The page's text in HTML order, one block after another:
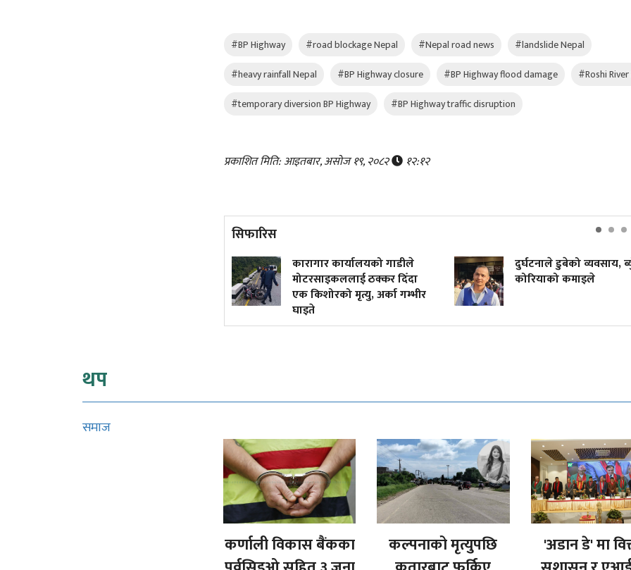
#BP Highway #road blockage Nepal #Nepal road news
#landslide Nepal
#heavy rainfall Nepal
#BP Highway closure #BP Highway flood damage
#Roshi
#temporary diversion BP Highway
#BP Highway traffic disruption
प्रकाशित मिति: आइतबार, असोज १९, २०८२ १२:१२
सिफारिस
कारागार कार्यालयको गाडीले
मोटरसाइकललाई ठक्कर दिँदा
एक किशोरको मृत्यु, अर्का गम्भीर
घाइते
दुर्घटनाले डुबेको व्यवसाय,
कोरियाको कमाइले
थप
समाज
कर्णाली विकास बैंकका
कल्पनाको मृत्युपछि
'अडान डे' मा